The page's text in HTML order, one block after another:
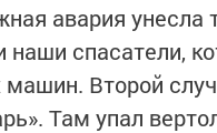
авария унесла
спасатели,
Второй
Там упал